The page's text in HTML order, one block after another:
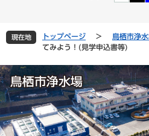
文
現在地 トップページ > 鳥栖市浄
てみよう！(見学申込書等)